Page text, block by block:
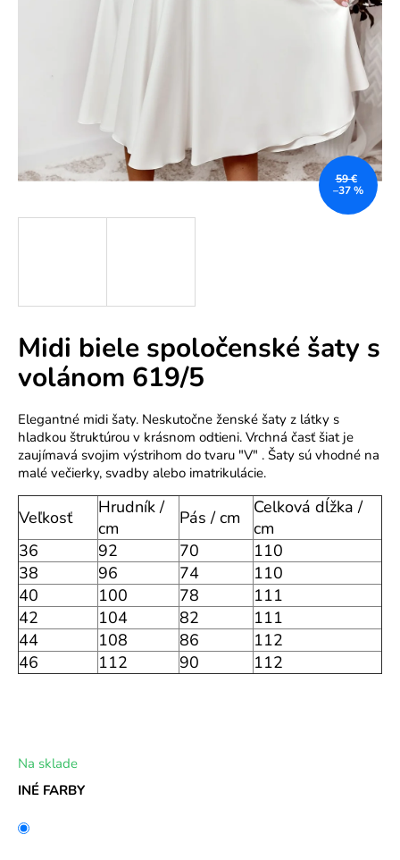
Midi biele spoločenské šaty s
volánom 619/5
Elegantné midi šaty. Neskutočne ženské šaty z látky s
hladkou štruktúrou v krásnom odtieni. Vrchná časť šiat je
zaujímavá svojim výstrihom do tvaru "V" . Šaty sú vhodné na
malé večierky, svadby alebo imatrikulácie.
Veľkosť
Hrudník /
cm
Pás / cm
Celková dĺžka /
cm
36
92 70
110
38
96 74
110
40
100 78
111
42
104 82
111
44
108 86
112
46
112 90 112
INÉ FARBY
Na sklade
59 €
–37 %
?
O
d
o
r
ú
č
a
m
e